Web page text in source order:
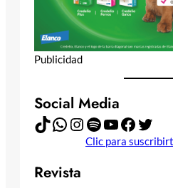
Publicidad
Social Media
TikTok WhatsApp Instagram Spotify YouTube Facebook Twitter
Clic para
Revista